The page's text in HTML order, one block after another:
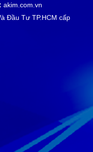
akim.com.vn
Đầu Tư TP.HCM cấp